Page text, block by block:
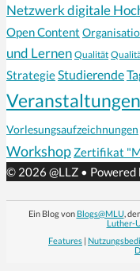
Netzwerk digitale
Open Content
und Lernen Qualität
StrategieStudierende
Veranstaltungen
Vorlesungsaufzeichnungen
Workshop Zertifikat
© 2026 @LLZ • Powered
Ein Blog von Blogs@MLU,
Luther-
Features |